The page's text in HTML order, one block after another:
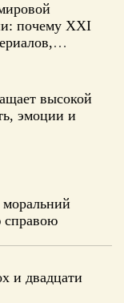
почему XXI
и
высокой
эмоции и
справою
и двадцати